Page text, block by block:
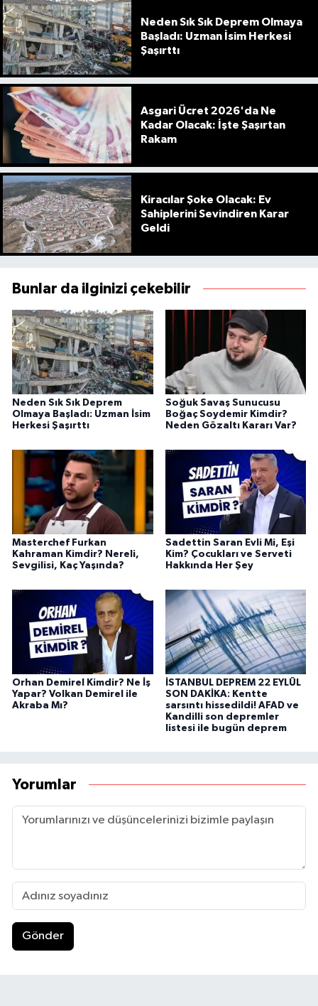
Neden Sık Sık Deprem Olmaya
Başladı: Uzman İsim Herkesi
Şaşırttı
Asgari Ücret 2026'da Ne
Kadar Olacak: İşte Şaşırtan
Rakam
Kiracılar Şoke Olacak: Ev
Sahiplerini Sevindiren Karar
Geldi
Bunlar da ilginizi çekebilir
Neden Sık Sık Deprem
Olmaya Başladı: Uzman İsim
Herkesi Şaşırttı
Soğuk Savaş Sunucusu
Boğaç Soydemir Kimdir?
Neden Gözaltı Kararı Var?
Masterchef Furkan
Kahraman Kimdir? Nereli,
Sevgilisi, Kaç Yaşında?
Sadettin Saran Evli Mi, Eşi
Kim? Çocukları ve Serveti
Hakkında Her Şey
Orhan Demirel Kimdir? Ne İş
Yapar? Volkan Demirel ile
Akraba Mı?
İSTANBUL DEPREM 22 EYLÜL
SON DAKİKA: Kentte
sarsıntı hissedildi! AFAD ve
Kandilli son depremler
listesi ile bugün deprem
Yorumlar
Gönder